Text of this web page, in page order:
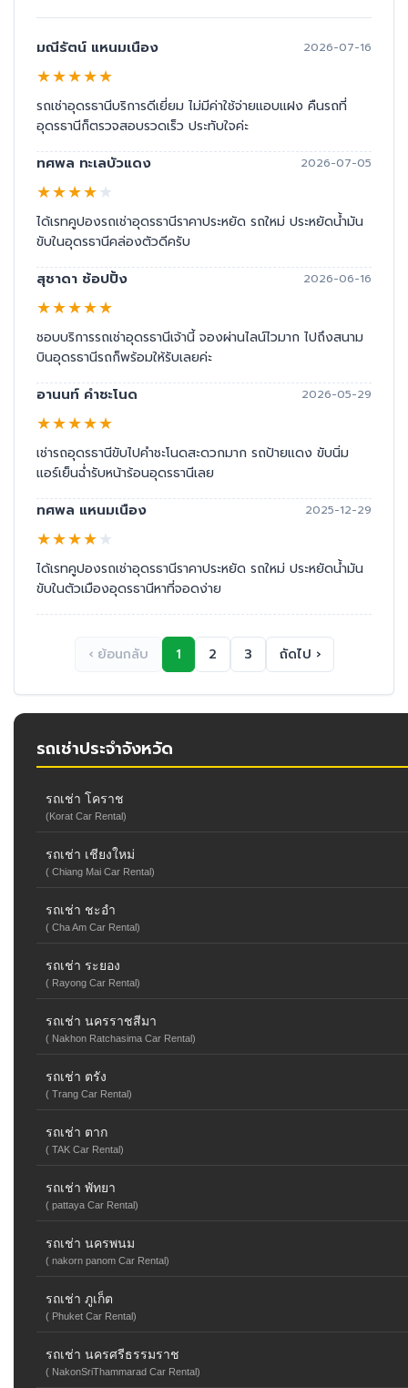
มณีรัตน์ แหนมเนือง 2026-07-16
★★★★★
รถเช่าอุดรธานีบริการดีเยี่ยม ไม่มีค่าใช้จ่ายแอบแฝง คืนรถที่
อุดรธานีก็ตรวจสอบรวดเร็ว ประทับใจค่ะ
ทศพล ทะเลบัวแดง 2026-07-05
★★★★★
ได้เรทคูปองรถเช่าอุดรธานีราคาประหยัด รถใหม่ ประหยัดน้ำมัน
ขับในอุดรธานีคล่องตัวดีครับ
สุชาดา ช้อปปิ้ง 2026-06-16
★★★★★
ชอบบริการรถเช่าอุดรธานีเจ้านี้ จองผ่านไลน์ไวมาก ไปถึงสนาม
บินอุดรธานีรถก็พร้อมให้รับเลยค่ะ
อานนท์ คำชะโนด 2026-05-29
★★★★★
เช่ารถอุดรธานีขับไปคำชะโนดสะดวกมาก รถป้ายแดง ขับนิ่ม
แอร์เย็นฉ่ำรับหน้าร้อนอุดรธานีเลย
ทศพล แหนมเนือง 2025-12-29
★★★★★
ได้เรทคูปองรถเช่าอุดรธานีราคาประหยัด รถใหม่ ประหยัดน้ำมัน
ขับในตัวเมืองอุดรธานีหาที่จอดง่าย
‹ ย้อนกลับ 1 2 3 ถัดไป ›
รถเช่าประจำจังหวัด
รถเช่า โคราช
(Korat Car Rental)
รถเช่า เชียงใหม่
( Chiang Mai Car Rental)
รถเช่า ชะอำ
( Cha Am Car Rental)
รถเช่า ระยอง
( Rayong Car Rental)
รถเช่า นครราชสีมา
( Nakhon Ratchasima Car Rental)
รถเช่า ตรัง
( Trang Car Rental)
รถเช่า ตาก
( TAK Car Rental)
รถเช่า พัทยา
( pattaya Car Rental)
รถเช่า นครพนม
( nakorn panom Car Rental)
รถเช่า ภูเก็ต
( Phuket Car Rental)
รถเช่า นครศรีธรรมราช
( NakonSriThammarad Car Rental)